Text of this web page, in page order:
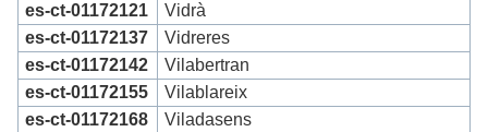
es-ct-01172121
Vidrà
es-ct-01172137
Vidreres
es-ct-01172142
Vilabertran
es-ct-01172155
Vilablareix
es-ct-01172168
Viladasens